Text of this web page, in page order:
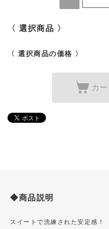
〈 選択商品 〉
〈 選択商品の価格 〉
カ
◆商品説明
スイートで洗練された安定感！